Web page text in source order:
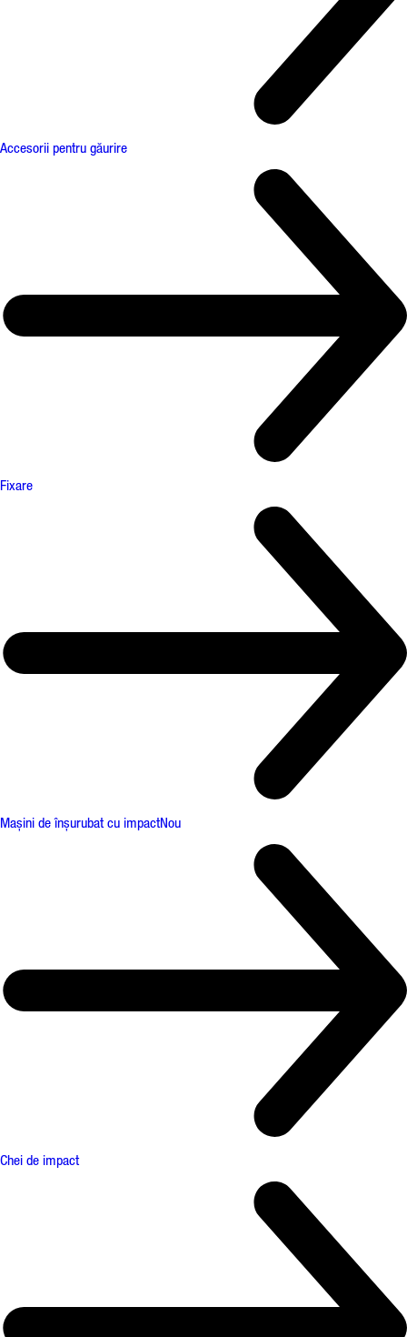
Accesorii pentru găurire
Fixare
Mașini de înșurubat cu impactNou
Chei de impact